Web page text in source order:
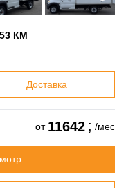
КМ
Доставка
от 11642 /мес